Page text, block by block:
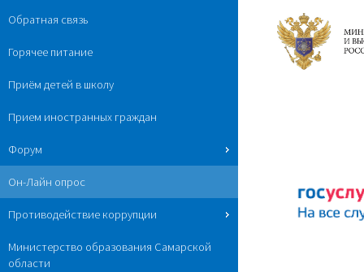
Обратная связь
Горячее питание
Приём детей в школу
Прием иностранных граждан
Форум
Он-Лайн опрос
Противодействие коррупции
Министерство образования Самарской
области